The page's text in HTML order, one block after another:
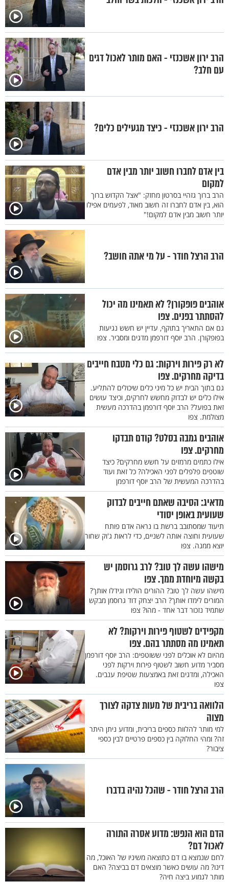
הרב ירון אשכנזי - האם מותר לאכול דגים
עם חלב?
הרב ירון אשכנזי - כיצד מגעילים כלים?
בין אדם לחברו חשוב יותר מבין אדם
למקום
הרב ברוך גזהיי בסרטון מחזק: "אצל הקדוש ברוך
הוא, בין אדם לחברו זה חשוב מאוד, לפעמים אפילו
יותר חשוב מבין אדם למקום!"
הרב הרצל חודר - על מי אתה חושב?
אוהבים פופקורן? לא תאמינו מה יכול
להסתתר בפנים. צפו
גם אם התאריך בתוקף, עדיין יש חשש נגיעות
בפופקורן. הרב יוסף דורפמן מדגים ומסביר. צפו
לא רק פירות וירקות: גם כלי מטבח חייבים
בדיקה מחרקים. צפו
גם בתוך הבית יש כל מיני כלים שיכולים להתליע.
אילו כלים יש לבדוק מחשש לחרקים, וכיצד עושים
זאת בפועל? הרב יוסף דורפמן בהדרכה מעשית
מצולמת. צפו
אוהבים גמבה בסלט? קודם תבדקו
מחרקים. צפו
אילו כתמים מרמזים על חשש מחרקים? כיצד
שוטפים פלפלים לפני האכילה? כל זאת ועוד
בהדרכה המעשית של הרב יוסף דורפמן
מדאיג: הסיבה שאתם חייבים לבדוק
שעועית באופן יסודי
תיעוד שמסתובב ברשת בו נראה אדם פותח
שעועית וחוצה אותה לשניים, כדי לראות ג'וק שחור
יוצא ממנה. צפו
מישהו עשה לך טוב? לרב גרוסמן יש
בקשה מיוחדת ממך. צפו
מישהו עשה לך טוב? ההורים הולידו וגידלו אותך?
המורים לימדו אותך? הרב יצחק דוד גרוסמן מבקש
שתמיד נזכור דבר אחד - מהו? צפו
מקפידים לשטוף פירות וירקות? לא
תאמינו מה מסתתר בהם. צפו
מהיום לא אוכלים לפני ששוטפים: הרב יוסף דורפמן
מסביר מדוע חשוב לשטוף פירות וירקות לפני
האכילה, ומדגים זאת באמצעות שטיפת ענבים.
צפו
הלוואה בריבית של מעות צדקה לצורך
מצוה
למי מותר להלוות כספים בריבית, ומדוע ניתן היתר
זה? ומהי החלוקה בין כספים פרטיים לבין כספי
ציבור?
הרב הרצל חודר - שהכל נהיה בדברו
הדם הוא הנפש: מדוע אסרה התורה
לאכול דם?
לחם שנמצא בו דם כתוצאה משיניו של האוכל, מה
דינו? מה עושים כאשר מוצאים דם בביצה? האם
מותר לגמוע ביצה חיה?